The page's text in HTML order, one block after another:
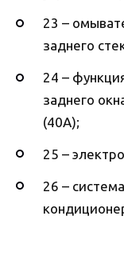
23 –
заднего
24 –
заднего
(40А);
25 –
26 –